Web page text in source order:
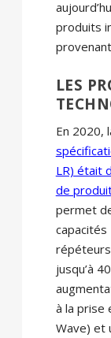
produits
LES
En 2020,
LR) était
de
permet
capacités
jusqu’à
à la prise
Wave) et